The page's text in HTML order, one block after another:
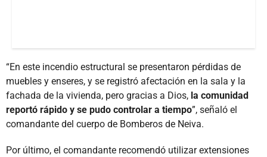
“En este incendio estructural se presentaron pérdidas de
muebles y enseres, y se registró afectación en la sala y la
fachada de la vivienda, pero gracias a Dios, la comunidad
reportó rápido y se pudo controlar a tiempo”, señaló el
comandante del cuerpo de Bomberos de Neiva.
Por último, el comandante recomendó utilizar extensiones